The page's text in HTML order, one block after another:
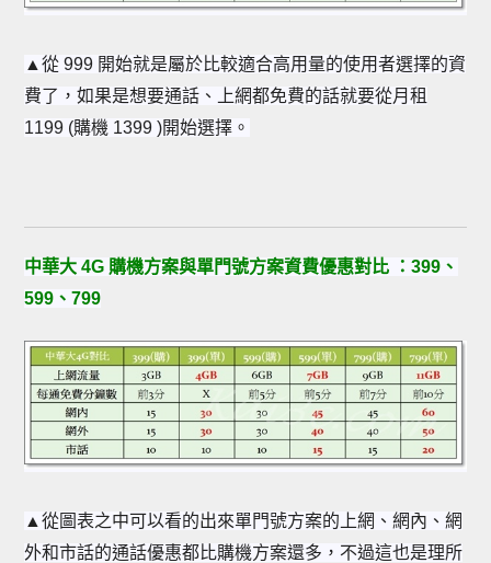
▲ 從 999 開始就是屬於比較適合高用量的使用者選擇的資
費了，如果是想要通話、上網都免費的話就要從月租
1199 (購機 1399 )開始選擇。
中華大 4G 購機方案與單門號方案資費優惠對比 ：399、
599、799
▲ 從圖表之中可以看的出來單門號方案的上網、網內、網
外和市話的通話優惠都比購機方案還多，不過這也是理所